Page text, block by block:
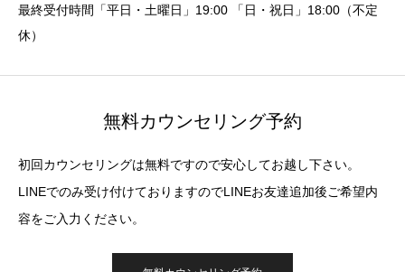
最終受付時間「平日・土曜日」19:00 「日・祝日」18:00（不定
休）
無料カウンセリング予約
初回カウンセリングは無料ですので安心してお越し下さい。
LINEでのみ受け付けておりますのでLINEお友達追加後ご希望内
容をご入力ください。